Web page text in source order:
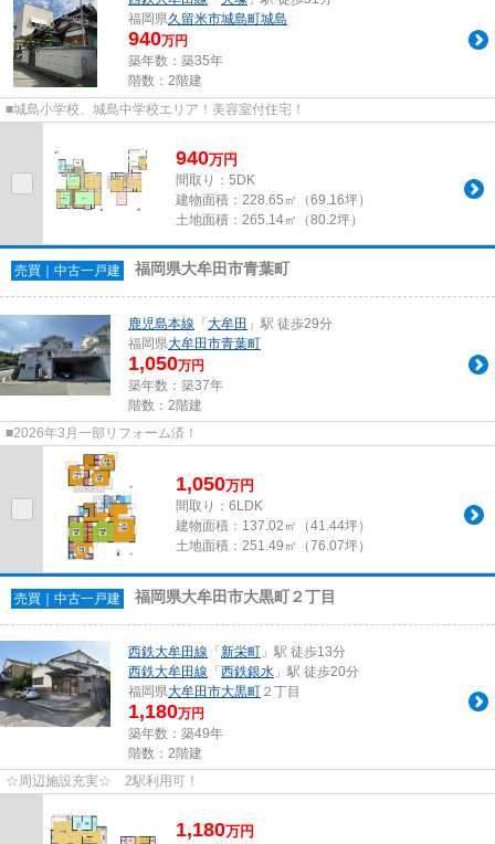
福岡県久留米市城島町城島
940万円
築年数：築35年
階数：2階建
■城島小学校、城島中学校エリア！美容室付住宅！
940万円
間取り：5DK
建物面積： 228.65㎡（69.16坪）
土地面積： 265.14㎡（80.2坪）
売買｜中古一戸建 福岡県大牟田市青葉町
鹿児島本線 「 大牟田 」駅 徒歩29分
福岡県大牟田市青葉町
1,050万円
築年数：築37年
階数：2階建
■2026年3月一部リフォーム済！
1,050万円
間取り：6LDK
建物面積： 137.02㎡（41.44坪）
土地面積： 251.49㎡（76.07坪）
売買｜中古一戸建 福岡県大牟田市大黒町２丁目
西鉄大牟田線 「 新栄町 」駅 徒歩13分
西鉄大牟田線 「 西鉄銀水 」駅 徒歩20分
福岡県大牟田市大黒町 ２丁目
1,180万円
築年数：築49年
階数：2階建
☆周辺施設充実☆ 2駅利用可！
1,180万円